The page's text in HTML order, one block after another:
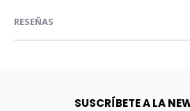
RESEÑAS
SUSCRÍBETE A LA